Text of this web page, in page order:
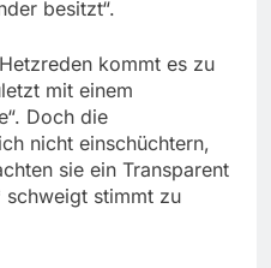
besitzt“.
kommt es zu
mit einem
Doch die
nicht einschüchtern,
sie ein Transparent
schweigt stimmt zu